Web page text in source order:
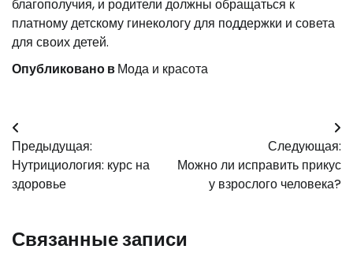
благополучия, и родители должны обращаться к
платному детскому гинекологу для поддержки и совета
для своих детей.
Опубликовано вМода и красота
Навигация
по
записям
Предыдущая:
Нутрициология: курс на
здоровье
Следующая:
Можно ли исправить прикус
у взрослого человека?
Связанные записи